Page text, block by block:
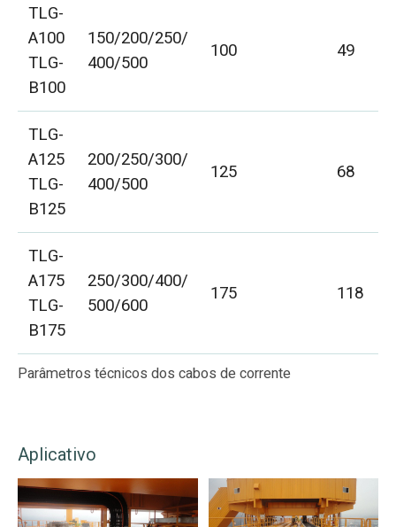
TLG-
A100
TLG-
B100
150/200/250/
400/500
100 49
TLG-
A125
TLG-
B125
200/250/300/
400/500
125 68
TLG-
A175
TLG-
B175
250/300/400/
500/600
175 118
Parâmetros técnicos dos cabos de corrente
Aplicativo